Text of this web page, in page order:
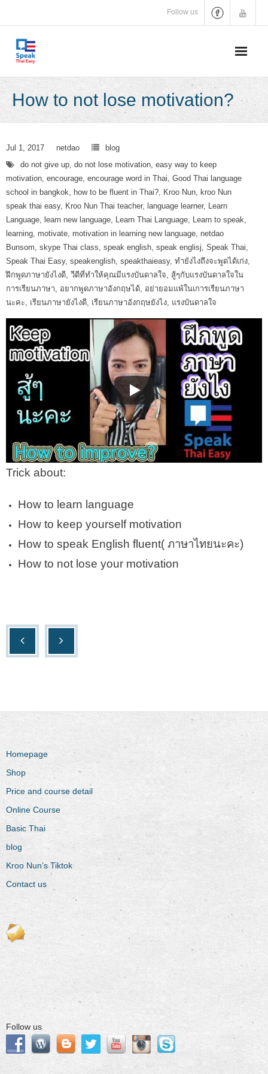
content
Follow us
How to not lose motivation?
Jul 1, 2017 netdao
blog
do not give up, do not lose motivation, easy way to keep
motivation, encourage, encourage word in Thai, Good Thai language
school in bangkok, how to be fluent in Thai?, Kroo Nun, kroo Nun
speak thai easy, Kroo Nun Thai teacher, language learner, Learn
Language, learn new language, Learn Thai Language, Learn to speak,
learning, motivate, motivation in learning new language, netdao
Bunsom, skype Thai class, speak english, speak englisj, Speak Thai,
Speak Thai Easy, speakenglish, speakthaieasy, ทำยังไงถึงจะพูดได้เก่ง,
ฝึกพูดภาษายังไงดี, วีดีที่ทำให้คุณมีแรงบันดาลใจ, สู้ๆกับแรงบันดาลใจใน
การเรียนภาษา, อยากพูดภาษาอังกฤษได้, อย่ายอมแพ้ในเการเรียนภาษา
นะคะ, เรียนภาษายังไงดี, เรียนภาษาอังกฤษยังไง, แรงบันดาลใจ
Trick about:
How to learn language
How to keep yourself motivation
How to speak English fluent( ภาษาไทยนะคะ)
How to not lose your motivation
Homepage
Shop
Price and course detail
Online Course
Basic Thai
blog
Kroo Nun’s Tiktok
Contact us
Follow us